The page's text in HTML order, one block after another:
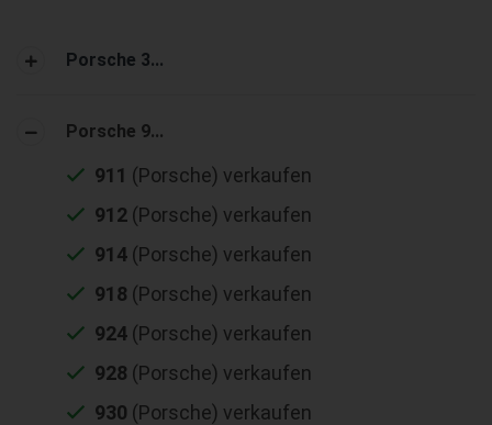
Porsche 3...
Porsche 9...
911 (Porsche) verkaufen
912 (Porsche) verkaufen
914 (Porsche) verkaufen
918 (Porsche) verkaufen
924 (Porsche) verkaufen
928 (Porsche) verkaufen
930 (Porsche) verkaufen